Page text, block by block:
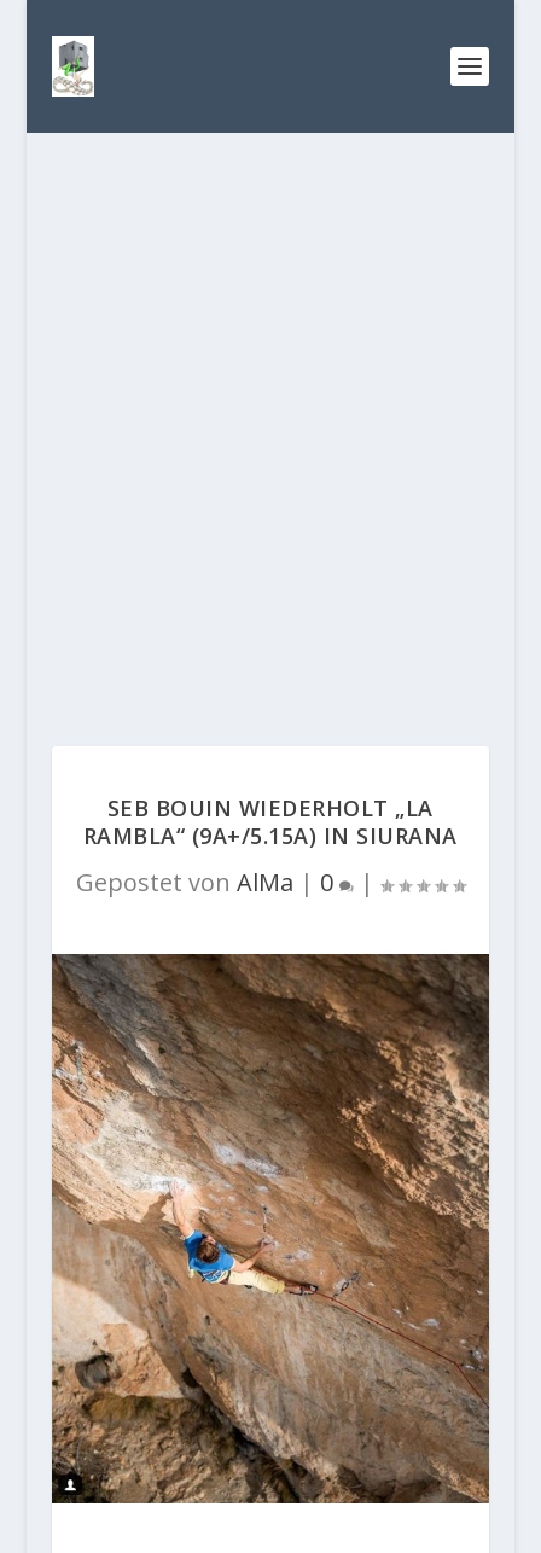
SEB BOUIN WIEDERHOLT „LA
RAMBLA“ (9A+/5.15A) IN SIURANA
Gepostet von AlMa | 0 |